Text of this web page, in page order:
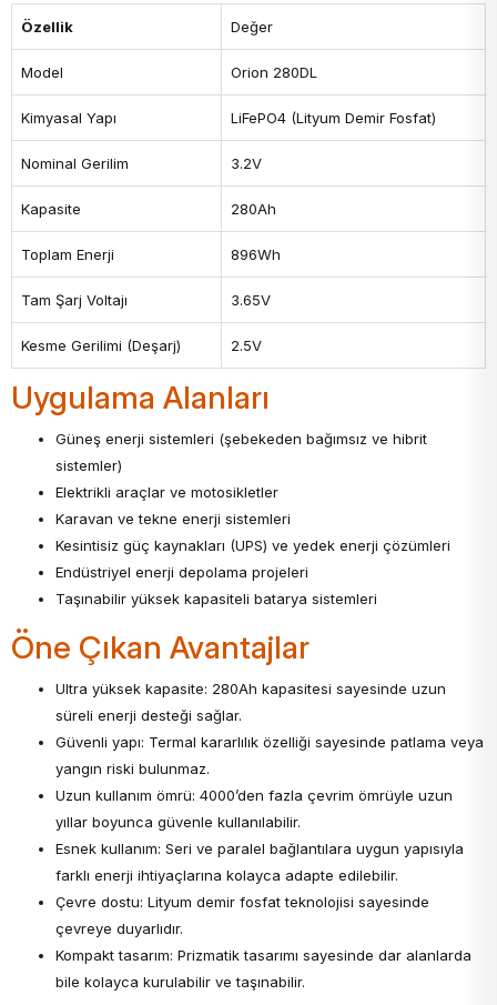
Özellik Değer
Model Orion 280DL
Kimyasal Yapı LiFePO4 (Lityum Demir Fosfat)
Nominal Gerilim 3.2V
Kapasite 280Ah
Toplam Enerji 896Wh
Tam Şarj Voltajı 3.65V
Kesme Gerilimi (Deşarj) 2.5V
Uygulama Alanları
Güneş enerji sistemleri (şebekeden bağımsız ve hibrit
sistemler)
Elektrikli araçlar ve motosikletler
Karavan ve tekne enerji sistemleri
Kesintisiz güç kaynakları (UPS) ve yedek enerji çözümleri
Endüstriyel enerji depolama projeleri
Taşınabilir yüksek kapasiteli batarya sistemleri
Öne Çıkan Avantajlar
Ultra yüksek kapasite: 280Ah kapasitesi sayesinde uzun
süreli enerji desteği sağlar.
Güvenli yapı: Termal kararlılık özelliği sayesinde patlama veya
yangın riski bulunmaz.
Uzun kullanım ömrü: 4000’den fazla çevrim ömrüyle uzun
yıllar boyunca güvenle kullanılabilir.
Esnek kullanım: Seri ve paralel bağlantılara uygun yapısıyla
farklı enerji ihtiyaçlarına kolayca adapte edilebilir.
Çevre dostu: Lityum demir fosfat teknolojisi sayesinde
çevreye duyarlıdır.
Kompakt tasarım: Prizmatik tasarımı sayesinde dar alanlarda
bile kolayca kurulabilir ve taşınabilir.